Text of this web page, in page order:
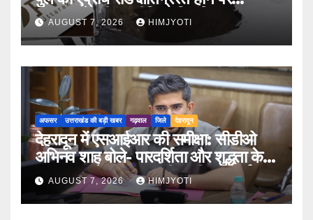
PWD के तीन इंजीनियर निलंबित
AUGUST 7, 2026 HIMJYOTI
अफसर उत्तराखंड की बड़ी खबर गढ़वाल जिले देहरादून
देहरादून में एसआईआर की समीक्षा: सीडीओ
अभिनव शाह बोले- पारदर्शिता और शुद्धता के
साथ पूरा करें मतदाता सूची पुनरीक्षण कार्य
AUGUST 7, 2026 HIMJYOTI